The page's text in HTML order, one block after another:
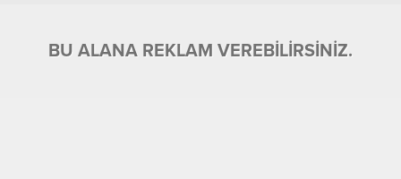
BU ALANA REKLAM VEREBİLİRSİNİZ.